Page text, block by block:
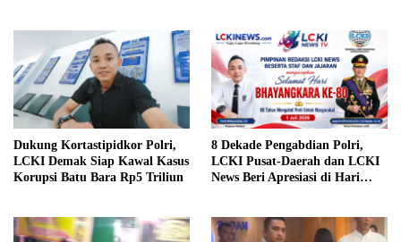
Dukung Kortastipidkor Polri,
LCKI Demak Siap Kawal Kasus
Korupsi Batu Bara Rp5 Triliun
8 Dekade Pengabdian Polri,
LCKI Pusat-Daerah dan LCKI
News Beri Apresiasi di Hari